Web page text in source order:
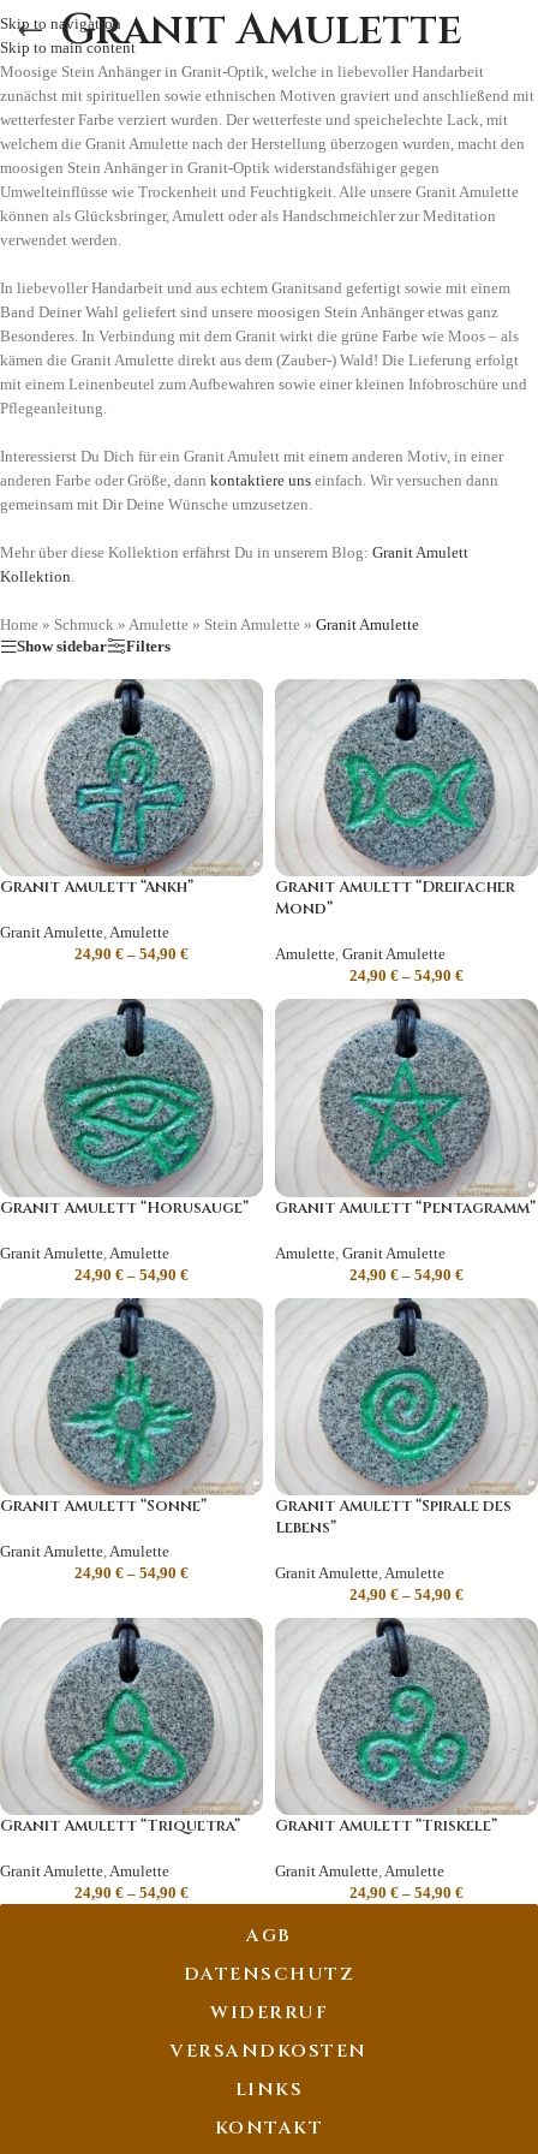
Skip to navigation
Skip to main content
Granit Amulette
Moosige Stein Anhänger in Granit-Optik, welche in liebevoller Handarbeit
zunächst mit spirituellen sowie ethnischen Motiven graviert und anschließend mit
wetterfester Farbe verziert wurden. Der wetterfeste und speichelechte Lack, mit
welchem die Granit Amulette nach der Herstellung überzogen wurden, macht den
moosigen Stein Anhänger in Granit-Optik widerstandsfähiger gegen
Umwelteinflüsse wie Trockenheit und Feuchtigkeit. Alle unsere Granit Amulette
können als Glücksbringer, Amulett oder als Handschmeichler zur Meditation
verwendet werden.
In liebevoller Handarbeit und aus echtem Granitsand gefertigt sowie mit einem
Band Deiner Wahl geliefert sind unsere moosigen Stein Anhänger etwas ganz
Besonderes. In Verbindung mit dem Granit wirkt die grüne Farbe wie Moos – als
kämen die Granit Amulette direkt aus dem (Zauber-) Wald! Die Lieferung erfolgt
mit einem Leinenbeutel zum Aufbewahren sowie einer kleinen Infobroschüre und
Pflegeanleitung.
Interessierst Du Dich für ein Granit Amulett mit einem anderen Motiv, in einer
anderen Farbe oder Größe, dann kontaktiere uns einfach. Wir versuchen dann
gemeinsam mit Dir Deine Wünsche umzusetzen.
Mehr über diese Kollektion erfährst Du in unserem Blog: Granit Amulett
Kollektion.
Home » Schmuck » Amulette » Stein Amulette » Granit Amulette
Show sidebar
Filters
Granit Amulett “Ankh”
Granit Amulette,Amulette
24,90 € – 54,90 €
Granit Amulett “Dreifacher
Mond”
Amulette, Granit Amulette
24,90 € – 54,90 €
Granit Amulett “Horusauge”
Granit Amulette Amulette
24,90 € – 54,90 €
Granit Amulett “Pentagramm”
Amulette Granit Amulette
24,90 € – 54,90 €
Granit Amulett “Sonne”
Granit Amulette Amulette
24,90 € – 54,90 €
Granit Amulett “Spirale des
Lebens”
Granit Amulette Amulette
24,90 € – 54,90 €
Granit Amulett “Triquetra”
Granit Amulette,Amulette
24,90 € – 54,90 €
Granit Amulett “Triskele”
Granit Amulette,Amulette
24,90 € – 54,90 €
AGB
DATENSCHUTZ
WIDERRUF
VERSANDKOSTEN
LINKS
KONTAKT